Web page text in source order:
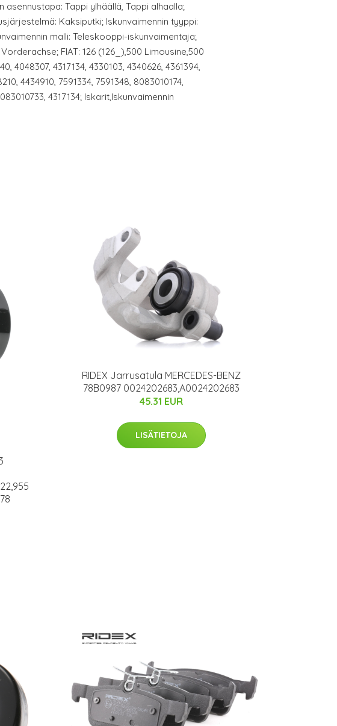
asennustapa: Tappi ylhäällä, Tappi alhaalla;
Kaksiputki; Iskunvaimennin tyyppi:
malli: Teleskooppi-iskunvaimentaja;
FIAT: 126 (126_),500 Limousine,500
4048307, 4317134, 4330103, 4340626, 4361394,
4434910, 7591334, 7591348, 8083010174,
4317134; Iskarit,Iskunvaimennin
RIDEX Jarrusatula MERCEDES-BENZ
78B0987 0024202683,A0024202683
45.31 EUR
LISÄTIETOJA